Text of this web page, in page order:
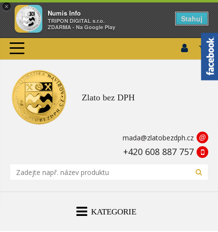
×
Numis Info
TRIPON DIGITAL s.r.o.
ZDARMA - Na Google Play
Stahuj
Zlato bez DPH
mada@zlatobezdph.cz @
+420 608 887 757
KATEGORIE